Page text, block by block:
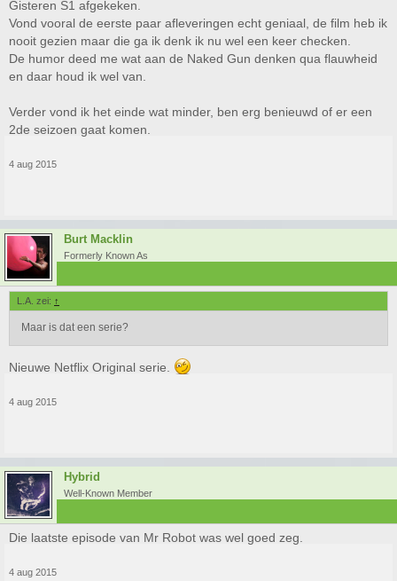
Gisteren S1 afgekeken.
Vond vooral de eerste paar afleveringen echt geniaal, de film heb ik
nooit gezien maar die ga ik denk ik nu wel een keer checken.
De humor deed me wat aan de Naked Gun denken qua flauwheid
en daar houd ik wel van.
Verder vond ik het einde wat minder, ben erg benieuwd of er een
2de seizoen gaat komen.
4 aug 2015
Burt Macklin
Formerly Known As
L.A. zei: ↑
Maar is dat een serie?
Nieuwe Netflix Original serie.
4 aug 2015
Hybrid
Well-Known Member
Die laatste episode van Mr Robot was wel goed zeg.
4 aug 2015